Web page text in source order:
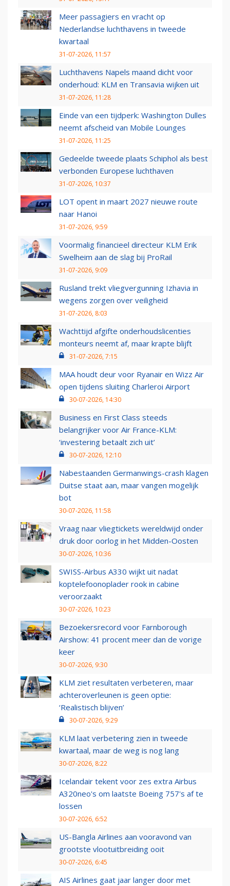
Meer passagiers en vracht op
Nederlandse luchthavens in tweede
kwartaal
31-07-2026, 11:57
Luchthavens Napels maand dicht voor
onderhoud: KLM en Transavia wijken uit
31-07-2026, 11:28
Einde van een tijdperk: Washington Dulles
neemt afscheid van Mobile Lounges
31-07-2026, 11:25
Gedeelde tweede plaats Schiphol als best
verbonden Europese luchthaven
31-07-2026, 10:37
LOT opent in maart 2027 nieuwe route
naar Hanoi
31-07-2026, 9:59
Voormalig financieel directeur KLM Erik
Swelheim aan de slag bij ProRail
31-07-2026, 9:09
Rusland trekt vliegvergunning Izhavia in
wegens zorgen over veiligheid
31-07-2026, 8:03
Wachttijd afgifte onderhoudslicenties
monteurs neemt af, maar krapte blijft
31-07-2026, 7:15
MAA houdt deur voor Ryanair en Wizz Air
open tijdens sluiting Charleroi Airport
30-07-2026, 14:30
Business en First Class steeds
belangrijker voor Air France-KLM:
‘investering betaalt zich uit’
30-07-2026, 12:10
Nabestaanden Germanwings-crash klagen
Duitse staat aan, maar vangen mogelijk
bot
30-07-2026, 11:58
Vraag naar vliegtickets wereldwijd onder
druk door oorlog in het Midden-Oosten
30-07-2026, 10:36
SWISS-Airbus A330 wijkt uit nadat
koptelefoonoplader rook in cabine
veroorzaakt
30-07-2026, 10:23
Bezoekersrecord voor Farnborough
Airshow: 41 procent meer dan de vorige
keer
30-07-2026, 9:30
KLM ziet resultaten verbeteren, maar
achteroverleunen is geen optie:
‘Realistisch blijven’
30-07-2026, 9:29
KLM laat verbetering zien in tweede
kwartaal, maar de weg is nog lang
30-07-2026, 8:22
Icelandair tekent voor zes extra Airbus
A320neo's om laatste Boeing 757's af te
lossen
30-07-2026, 6:52
US-Bangla Airlines aan vooravond van
grootste vlootuitbreiding ooit
30-07-2026, 6:45
AIS Airlines gaat jaar langer door met